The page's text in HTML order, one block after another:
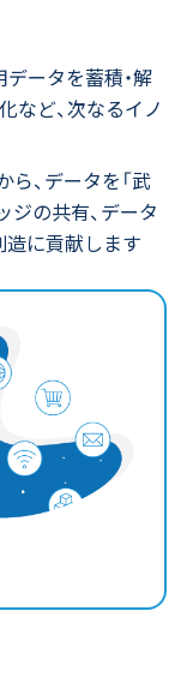
ータを蓄積・解
など、次なるイノ
ら、データを「武
ジの共有、データ
造に貢献します